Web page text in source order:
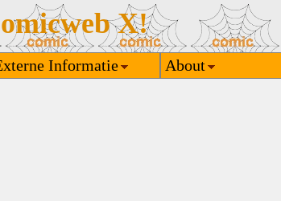
X!
Informatie About